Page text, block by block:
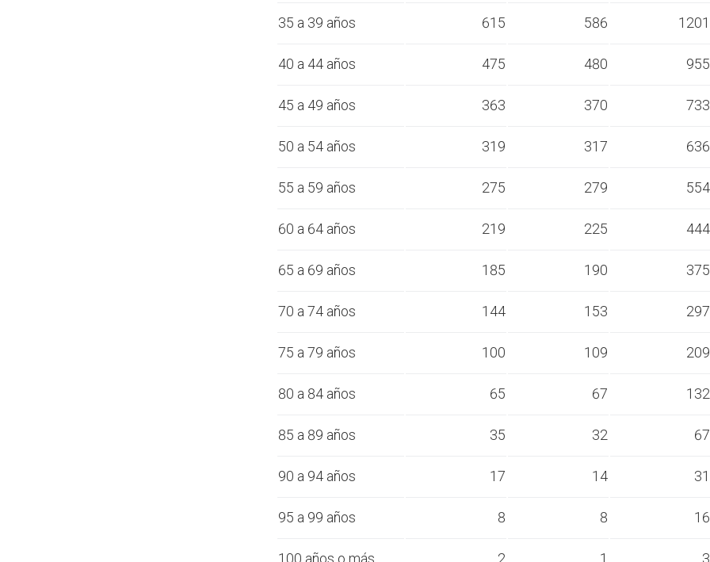
35 a 39 años 615 586 1201
40 a 44 años 475 480 955
45 a 49 años 363 370 733
50 a 54 años 319 317 636
55 a 59 años 275 279 554
60 a 64 años 219 225 444
65 a 69 años 185 190 375
70 a 74 años 144 153 297
75 a 79 años 100 109 209
80 a 84 años 65 67 132
85 a 89 años 35 32 67
90 a 94 años 17 14 31
95 a 99 años 8 8 16
100 años o más 2 1 3